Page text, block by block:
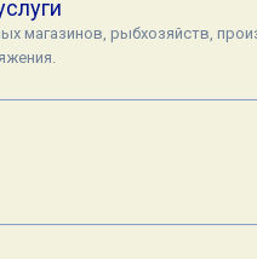
магазинов, рыбхозяйств,